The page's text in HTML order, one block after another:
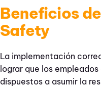
Beneficios
Safety
La implementación
lograr que los
dispuestos a asumir la